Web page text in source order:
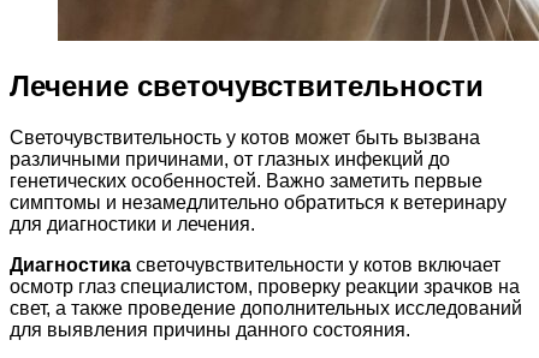
Лечение светочувствительности
Светочувствительность у котов может быть вызвана
различными причинами, от глазных инфекций до
генетических особенностей. Важно заметить первые
симптомы и незамедлительно обратиться к ветеринару
для диагностики и лечения.
Диагностика светочувствительности у котов включает
осмотр глаз специалистом, проверку реакции зрачков на
свет, а также проведение дополнительных исследований
для выявления причины данного состояния.